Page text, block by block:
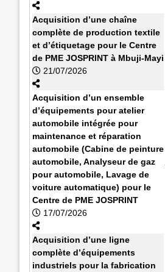
Acquisition d’une chaîne
complète de production textile
et d’étiquetage pour le Centre
de PME JOSPRINT à Mbuji-Mayi
21/07/2026
Acquisition d’un ensemble
d’équipements pour atelier
automobile intégrée pour
maintenance et réparation
automobile (Cabine de peinture
automobile, Analyseur de gaz
pour automobile, Lavage de
voiture automatique) pour le
Centre de PME JOSPRINT
17/07/2026
Acquisition d’une ligne
complète d’équipements
industriels pour la fabrication